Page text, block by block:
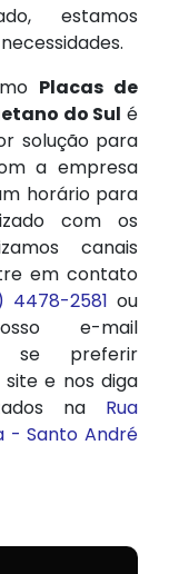
estamos
Placas de
do Sul é
solução para
a empresa
horário para
com os
canais
em contato
4478-2581 ou
e-mail
preferir
e nos diga
na Rua
- Santo André